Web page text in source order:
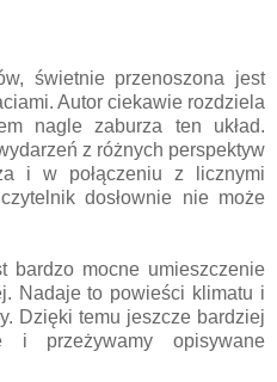
świetnie przenoszona jest
Autor ciekawie rozdziela
nagle zaburza ten układ.
z różnych perspektyw
i w połączeniu z licznymi
dosłownie nie może
bardzo mocne umieszczenie
Nadaje to powieści klimatu i
Dzięki temu jeszcze bardziej
przeżywamy opisywane